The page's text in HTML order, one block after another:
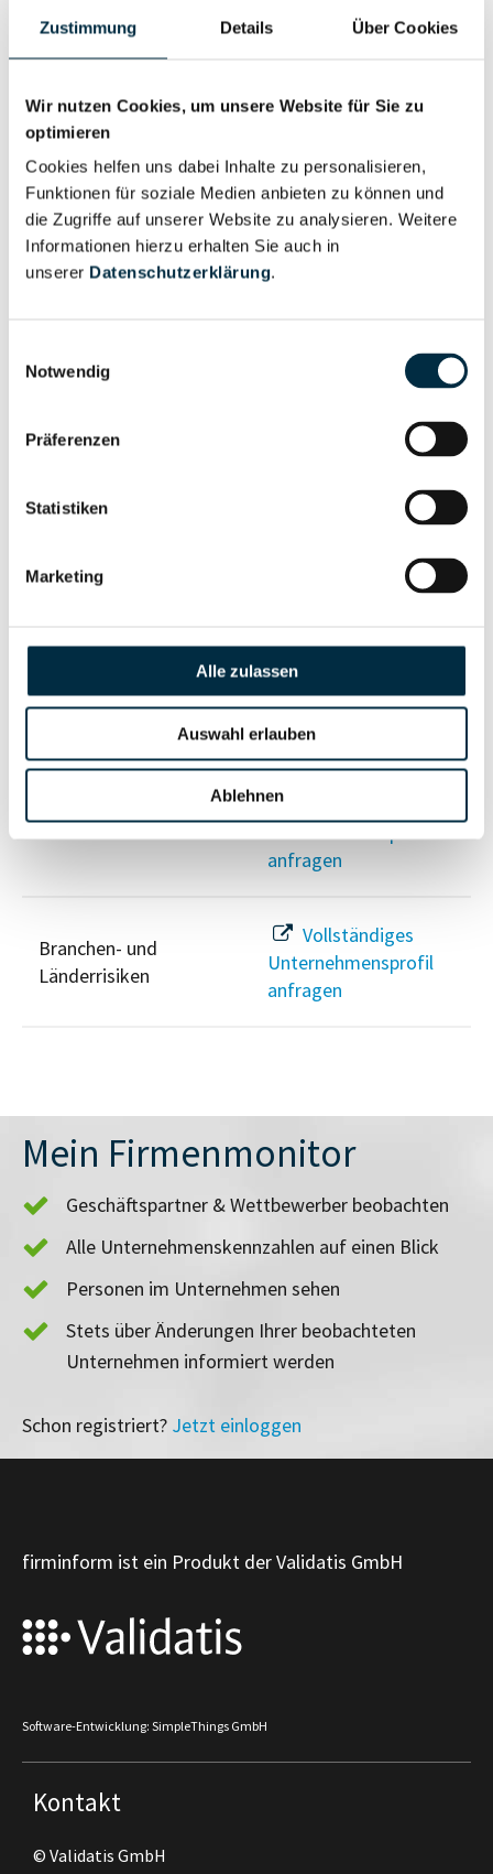
Zustimmung Details Über Cookies
Wir nutzen Cookies, um unsere Website für Sie zu
optimieren
Cookies helfen uns dabei Inhalte zu personalisieren,
Funktionen für soziale Medien anbieten zu können und
die Zugriffe auf unserer Website zu analysieren. Weitere
Informationen hierzu erhalten Sie auch in
unserer Datenschutzerklärung.
Notwendig
Präferenzen
Statistiken
Marketing
Alle zulassen
Auswahl erlauben
Ablehnen
Eigentums- und Kontrollstruktur
Gesellschafterstruktur
Vollständiges
Unternehmensprofil
anfragen
Wirtschaftlich
Vollständiges
Sanktionslistenstatus
Unternehmensprofil
anfragen
Insolvenzinformationen
anfragen
Branchen- und
Länderrisiken
Vollständiges
Unternehmensprofil
anfragen
Mein Firmenmonitor
Geschäftspartner & Wettbewerber beobachten
Alle Unternehmenskennzahlen auf einen Blick
Personen im Unternehmen sehen
Stets über Änderungen Ihrer beobachteten
Unternehmen informiert werden
Schon registriert? Jetzt einloggen
firminform ist ein Produkt der Validatis GmbH
Software-Entwicklung: SimpleThings GmbH
Kontakt
© Validatis GmbH